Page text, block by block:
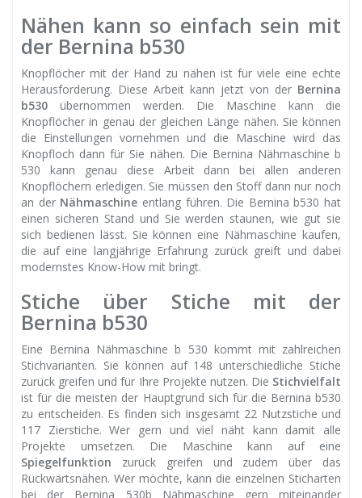
Nähen kann so einfach sein mit
der Bernina b530
Knopflöcher mit der Hand zu nähen ist für viele eine echte
Herausforderung. Diese Arbeit kann jetzt von der Bernina
b530 übernommen werden. Die Maschine kann die
Knopflöcher in genau der gleichen Länge nähen. Sie können
die Einstellungen vornehmen und die Maschine wird das
Knopfloch dann für Sie nähen. Die Bernina Nähmaschine b
530 kann genau diese Arbeit dann bei allen anderen
Knopflöchern erledigen. Sie müssen den Stoff dann nur noch
an der Nähmaschine entlang führen. Die Bernina b530 hat
einen sicheren Stand und Sie werden staunen, wie gut sie
sich bedienen lässt. Sie können eine Nähmaschine kaufen,
die auf eine langjährige Erfahrung zurück greift und dabei
modernstes Know-How mit bringt.
Stiche über Stiche mit der
Bernina b530
Eine Bernina Nähmaschine b 530 kommt mit zahlreichen
Stichvarianten. Sie können auf 148 unterschiedliche Stiche
zurück greifen und für Ihre Projekte nutzen. Die Stichvielfalt
ist für die meisten der Hauptgrund sich für die Bernina b530
zu entscheiden. Es finden sich insgesamt 22 Nutzstiche und
117 Zierstiche. Wer gern und viel näht kann damit alle
Projekte umsetzen. Die Maschine kann auf eine
Spiegelfunktion zurück greifen und zudem über das
Rückwärtsnähen. Wer möchte, kann die einzelnen Sticharten
bei der Bernina 530b Nähmaschine gern miteinander